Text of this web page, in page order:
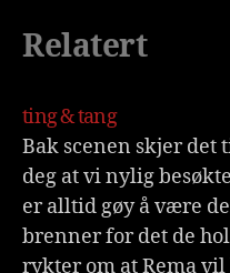
Relatert
ting & tang
Bak scenen skjer det
deg at vi nylig
er alltid gøy å være
brenner for det de
rykter om at Rema vil